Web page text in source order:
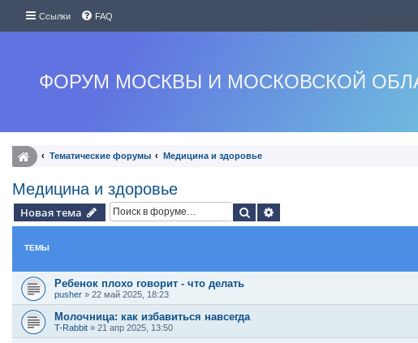
Ссылки FAQ
ФОРУМ МОСКВЫ И МОСКОВСКОЙ
Тематические форумы Медицина и здоровье
Медицина и здоровье
Новая тема Поиск
ТЕМЫ
Ребенок плохо говорит - что делать
pusher » 22 май 2025, 18:23
Молочница: как избавиться навсегда
T-Rabbit » 21 апр 2025, 13:50